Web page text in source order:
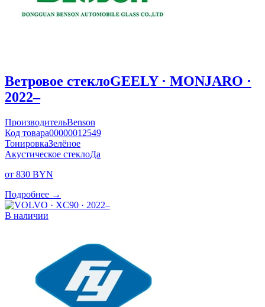
Ветровое стеклоGEELY · MONJARO ·
2022–
ПроизводительBenson
Код товара00000012549
ТонировкаЗелёное
Акустическое стеклоДа
от 830 BYN
Подробнее →
В наличии